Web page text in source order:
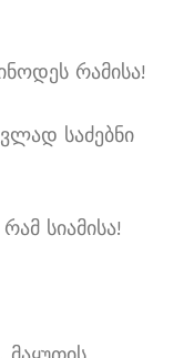
რამისა!
საძებნი
სიამისა!